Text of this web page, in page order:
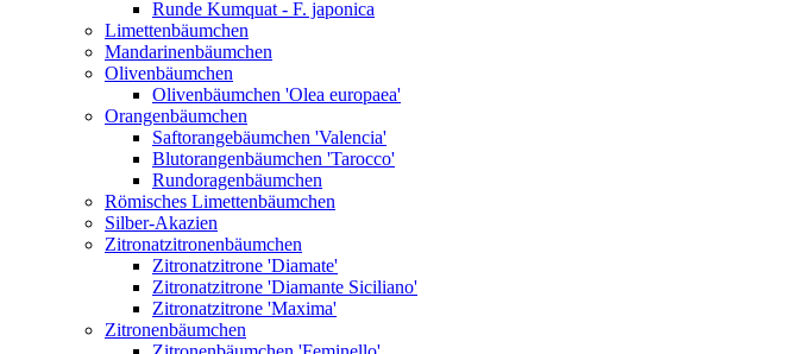
Runde Kumquat - F. japonica
Limettenbäumchen
Mandarinenbäumchen
Olivenbäumchen
Olivenbäumchen 'Olea europaea'
Orangenbäumchen
Saftorangebäumchen 'Valencia'
Blutorangenbäumchen 'Tarocco'
Rundoragenbäumchen
Römisches Limettenbäumchen
Silber-Akazien
Zitronatzitronenbäumchen
Zitronatzitrone 'Diamate'
Zitronatzitrone 'Diamante Siciliano'
Zitronatzitrone 'Maxima'
Zitronenbäumchen